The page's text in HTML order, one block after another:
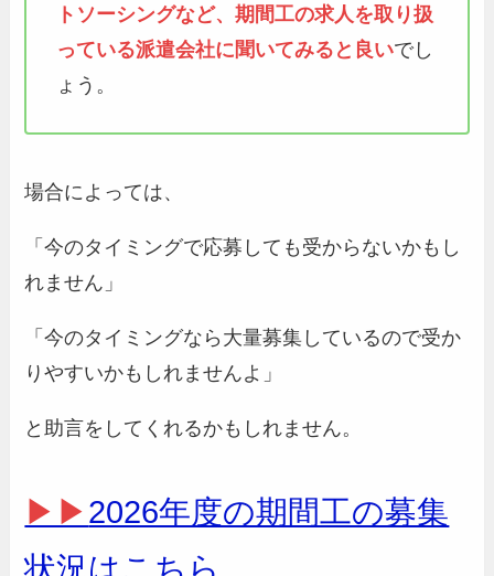
トソーシングなど、期間工の求人を取り扱
っている派遣会社に聞いてみると良いでし
ょう。
場合によっては、
「今のタイミングで応募しても受からないかもし
れません」
「今のタイミングなら大量募集しているので受か
りやすいかもしれませんよ」
と助言をしてくれるかもしれません。
▶▶2026年度の期間工の募集
状況はこちら